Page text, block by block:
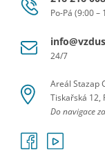
Po-Pá (9:00 –
24/7
Areál Stazap
Tiskařská 12,
Do navigace